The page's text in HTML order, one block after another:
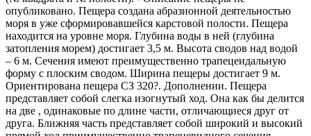
опубликовано. Пещера создана абразионной деятельностью
моря в уже сформировавшейся карстовой полости. Пещера
находится на уровне моря. Глубина воды в ней (глубина
затопления морем) достигает 3,5 м. Высота сводов над водой
– 6 м. Сечения имеют преимущественно трапецеидальную
форму с плоским сводом. Ширина пещеры достигает 9 м.
Ориентирована пещера СЗ 320?. Дополнении. Пещера
представляет собой слегка изогнутый ход. Она как бы делится
на две , одинаковые по длине части, отличающиеся друг от
друга. Ближняя часть представляет собой широкий и высокий